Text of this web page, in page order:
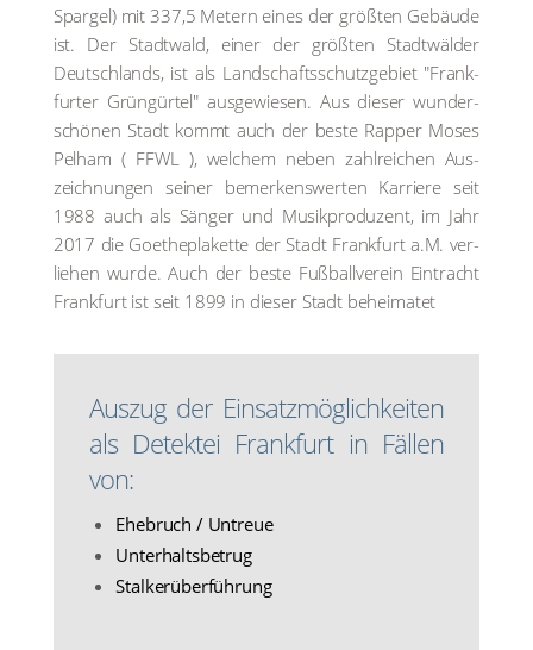
Spar­gel) mit 337,5 Metern eines der größ­ten Gebäu­de
ist. Der Stadt­wald, einer der größ­ten Stadt­wäl­der
Deutsch­lands, ist als Land­schafts­schutz­ge­biet "Frank­
fur­ter Grün­gür­tel" aus­ge­wie­sen. Aus die­ser wun­der­
schö­nen Stadt kommt auch der bes­te Rap­per Moses
Pel­ham ( FFWL ), wel­chem neben zahl­rei­chen Aus­
zeich­nun­gen sei­ner bemer­kens­wer­ten Kar­rie­re seit
1988 auch als Sän­ger und Musik­pro­du­zent, im Jahr
2017 die Goe­the­pla­ket­te der Stadt Frank­furt a.M. ver­
lie­hen wur­de. Auch der bes­te Fuß­ball­ver­ein Ein­tracht
Frank­furt ist seit 1899 in die­ser Stadt behei­ma­tet
Aus­zug der Ein­satz­mög­lich­kei­ten
als Detek­tei Frank­furt in Fäl­len
von:
Ehe­bruch / Untreue
Unter­halts­be­trug
Stal­ker­über­füh­rung